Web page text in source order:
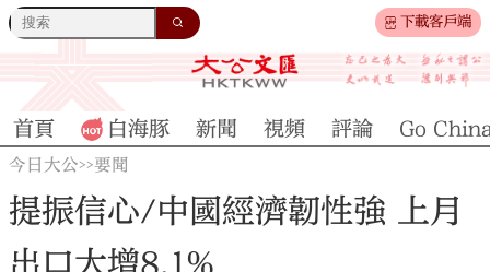
下載客戶端
首頁 白海豚 新聞 視頻 評論 Go
今日大公>>要聞
提振信心/中國經濟韌性強 上月
出口大增8.1%